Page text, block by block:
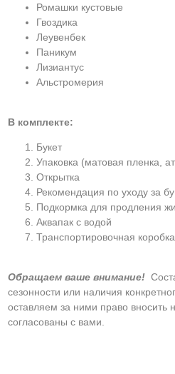
Ромашки кустовые
Гвоздика
Леувенбек
Паникум
Лизиантус
Альстромерия
В комплекте:
Букет
Упаковка (матовая пленка,
Открытка
Рекомендация по уходу за
Подкормка для продления
Аквапак с водой
Транспортировочная
Обращаем ваше внимание!
сезонности или наличия
оставляем за ними право вносить
согласованы с вами.